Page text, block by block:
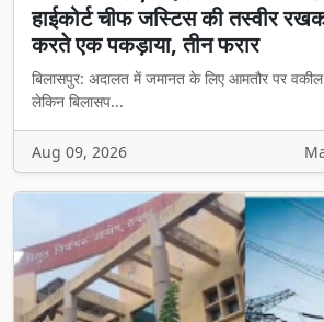
हाईकोर्ट चीफ जस्टिस की तस्वीर
करते एक पकड़ाया, तीन फरार
बिलासपुर: अदालत में जमानत के लिए आमतौर पर
लेकिन बिलासप...
Aug 09, 2026